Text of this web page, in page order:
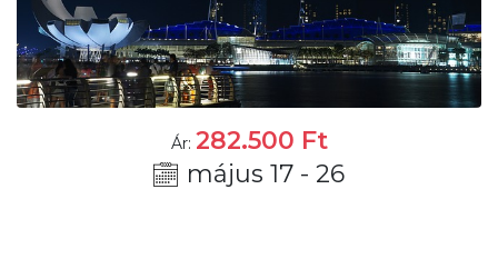
Ár: 282.500 Ft
május 17 - 26